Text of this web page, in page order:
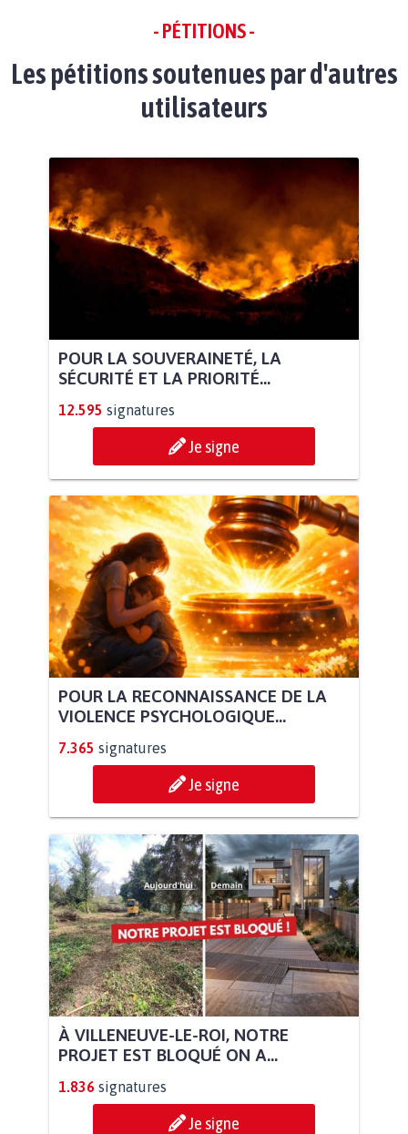
- PÉTITIONS -
Les pétitions soutenues par d'autres
utilisateurs
POUR LA SOUVERAINETÉ, LA
SÉCURITÉ ET LA PRIORITÉ...
12.595 signatures
Je signe
POUR LA RECONNAISSANCE DE LA
VIOLENCE PSYCHOLOGIQUE...
7.365 signatures
Je signe
À VILLENEUVE-LE-ROI, NOTRE
PROJET EST BLOQUÉ ON A...
1.836 signatures
Je signe